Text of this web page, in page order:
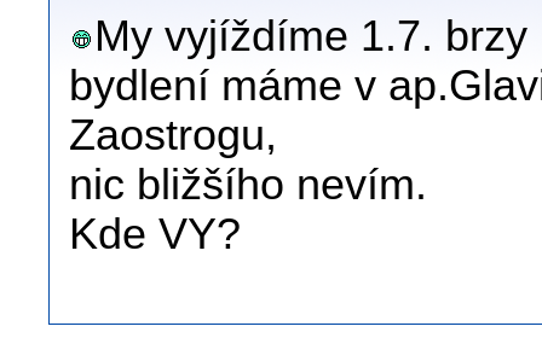
My vyjíždíme 1.7. brzy
bydlení máme v
Zaostrogu,
nic bližšího nevím.
Kde VY?